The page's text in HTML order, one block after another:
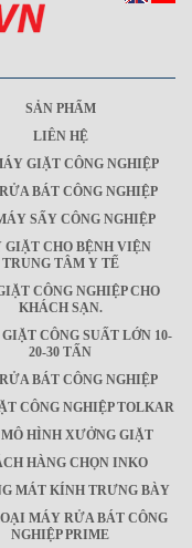
SẢN PHẨM
LIÊN HỆ
GIẶT CÔNG NGHIỆP
BÁT CÔNG NGHIỆP
SẤY CÔNG NGHIỆP
GIẶT CHO BỆNH VIỆN
TRUNG TÂM Y TẾ
CÔNG NGHIỆP CHO
KHÁCH SẠN.
CÔNG SUẤT LỚN 10-
20-30 TẤN
BÁT CÔNG NGHIỆP
CÔNG NGHIỆP TOLKAR
HÌNH XƯỞNG GIẶT
HÀNG CHỌN INKO
MÁT KÍNH TRƯNG BÀY
MÁY RỬA BÁT CÔNG
NGHIỆP PRIME